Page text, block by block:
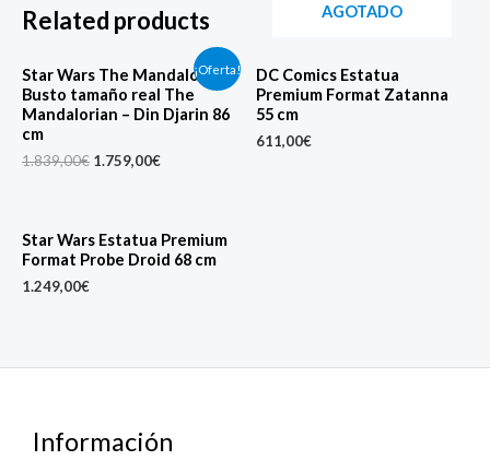
Related products
¡Oferta!
Star Wars The Mandalorian
Busto tamaño real The
Mandalorian – Din Djarin 86
cm
1.839,00€
price
was:
1.839,00€.
1.759,00€
Current
price
is:
1.759,00€.
AGOTADO
DC Comics Estatua
Premium Format Zatanna
55 cm
611,00€
Star Wars Estatua Premium
Format Probe Droid 68 cm
1.249,00€
Información